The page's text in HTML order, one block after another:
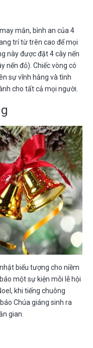
mắn, bình an của 4
trí từ trên cao để mọi
này được đặt 4 cây nến
nến đỏ). Chiếc vòng có
sự vĩnh hằng và tình
cho tất cả mọi người.
biểu tượng cho niềm
một sự kiện mỗi lễ hội
khi tiếng chuông
Chúa giáng sinh ra
gian.